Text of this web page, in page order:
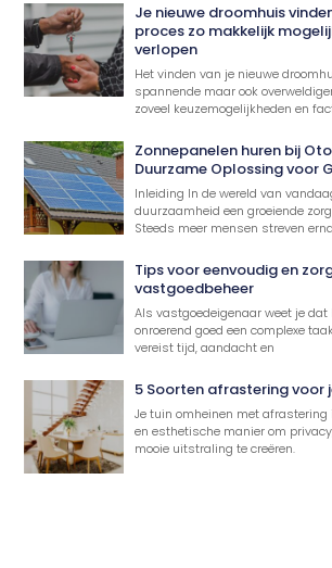
Je nieuwe droomhuis
proces zo makkelijk
verlopen
Het vinden van je nieuwe
spannende maar ook
zoveel keuzemogelijkheden en
Zonnepanelen huren bij
Duurzame Oplossing voor
Inleiding In de wereld van
duurzaamheid een groeiende
Steeds meer mensen streven
Tips voor eenvoudig en
vastgoedbeheer
Als vastgoedeigenaar weet je dat
onroerend goed een complexe
vereist tijd, aandacht en
5 Soorten afrastering voor
Je tuin omheinen met
en esthetische manier om
mooie uitstraling te creëren.